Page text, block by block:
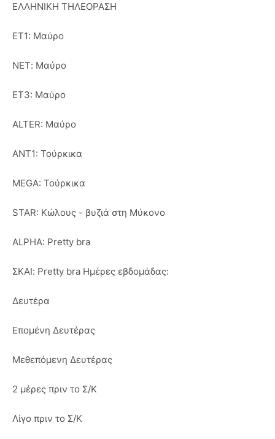
ΕΛΛΗΝΙΚΗ ΤΗΛΕΟΡΑΣΗ
ΕΤ1: Μαύρο
ΝΕΤ: Μαύρο
ET3: Μαύρο
ALTER: Μαύρο
ΑΝΤ1: Τούρκικα
ΜΕGA: Τούρκικα
STAR: Κώλους - βυζιά στη Μύκονο
ALPHA: Pretty bra
ΣΚΑΙ: Pretty bra Ημέρες εβδομάδας:
Δευτέρα
Επομένη Δευτέρας
Μεθεπόμενη Δευτέρας
2 μέρες πριν το Σ/Κ
Λίγο πριν το Σ/Κ